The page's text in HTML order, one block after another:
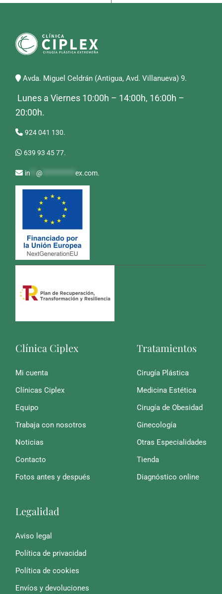
Avda. Miguel Celdrán (Antigua, Avd. Villanueva) 9.
Lunes a Viernes 10:00h – 14:00h, 16:00h –
20:00h.
924 041 130.
639 93 45 77.
in **@ ***********ex.com.
Clínica Ciplex
Mi cuenta
Clínicas Ciplex
Equipo
Trabaja con nosotros
Noticias
Contacto
Fotos antes y después
Tratamientos
Cirugía Plástica
Medicina Estética
Cirugía de Obesidad
Ginecología
Otras Especialidades
Tienda
Diagnóstico online
Legalidad
Aviso legal
Política de privacidad
Política de cookies
Envíos y devoluciones